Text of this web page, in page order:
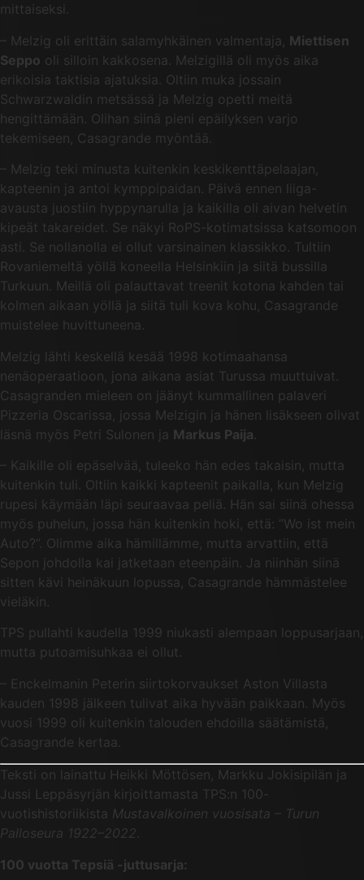
mittaiseksi.
– Melzig oli erittäin salamyhkäinen valmentaja, Miettisen
Seppo oli silloin kakkosena. Melzigillä oli myös aika
erikoisia taktisia ajatuksia. Oltiin muka jossain
Schwarzwaldin metsässä ja Melzig opetti meitä
hengittämään. Olihan siinä pieni epäilyksen varjo
tekemiseen, Casagrande myöntää.
– Melzig teki minusta kuitenkin keskikenttäpelaajan,
kapteenin ja antoi kymppipaidan. Päivä ennen liiga-
avausta juostiin hyppynarulla ja kaikilla oli aivan helvetin
kipeät takareidet. Se näkyi RoPS-kotimatsissa katsomoon
asti. Se nollanolla ei ollut varsinainen klassikko. Tultiin
Rovaniemeltä yöllä koneella Helsinkiin ja siitä bussilla
Turkuun. Meillä oli palauttavat treenit kotona kahden tai
kolmen aikaan yöllä ja siitä tuli kova kohu, Casagrande
muistelee huvittuneena.
Melzig lähti keskellä kesää 1998 kotimaahansa
nenäoperaatioon, jona aikana asiat Turussa muuttuivat.
Casagranden mieleen on jäänyt kummallinen palaveri
Pizzeria Oscarissa, jossa Melzigin ja hänen lisäkseen olivat
läsnä myös Petri Sulonen ja Markus Paija
– Kaikille oli epäselvää, tuleeko hän edes takaisin, mutta
kuitenkin tuli. Oltiin kaikki kapteenit paikalla, kun Melzig
rupesi käymään läpi seuraavaa peliä. Hän sai siinä ohessa
myös puhelun, jossa hän kuitenkin hoki, että: ”Wo ist mein
Auto?”. Olimme aika hämillämme, mutta arvattiin, että
Sepon johdolla kai jatketaan eteenpäin. Ja niinhän siinä
sitten kävi heinäkuun lopussa, Casagrande hämmästelee
vieläkin.
TPS pullahti kaudella 1999 niukasti alempaan loppusarjaan,
mutta putoamisuhkaa ei ollut.
– Enckelmanin Peterin siirtokorvaukset Aston Villasta
kauden 1998 jälkeen tulivat aika hyvään paikkaan. Myös
vuosi 1999 oli kuitenkin talouden ehdoilla säätämistä,
Casagrande kertaa.
Teksti on lainattu Heikki Möttösen, Markku Jokisipilän ja
Jussi Leppäsyrjän kirjoittamasta TPS:n 100-
vuotishistoriikista Mustavalkoinen vuosisata – Turun
Palloseura 1922–2022.
100 vuotta Tepsiä -juttusarja: